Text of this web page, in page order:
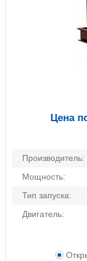
Производитель:
Мощность:
Тип запуска:
Двигатель:
Цена